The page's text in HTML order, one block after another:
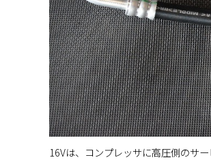
16Vは、コンプレッサに高圧側のサ